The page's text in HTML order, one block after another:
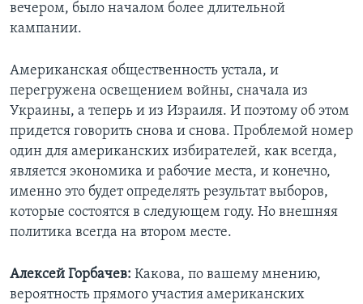
вечером, было началом более длительной
кампании.
Американская общественность устала, и
перегружена освещением войны, сначала из
Украины, а теперь и из Израиля. И поэтому об этом
придется говорить снова и снова. Проблемой номер
один для американских избирателей, как всегда,
является экономика и рабочие места, и конечно,
именно это будет определять результат выборов,
которые состоятся в следующем году. Но внешняя
политика всегда на втором месте.
Алексей Горбачев: Какова, по вашему мнению,
вероятность прямого участия американских